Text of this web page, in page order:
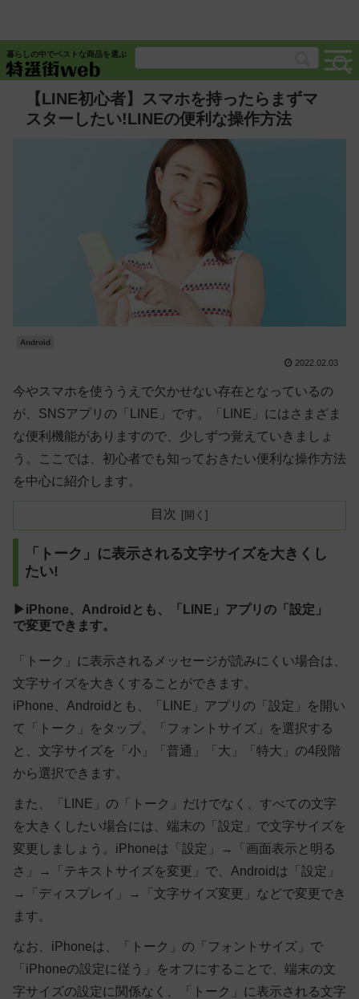
暮らしの中でベストな商品を選ぶ
【LINE初心者】スマホを持ったらまずマ
スターしたい!LINEの便利な操作方法
Android
2022.02.03
今やスマホを使ううえで欠かせない存在となっているの
が、SNSアプリの「LINE」です。「LINE」にはさまざま
な便利機能がありますので、少しずつ覚えていきましょ
う。ここでは、初心者でも知っておきたい便利な操作方法
を中心に紹介します。
目次
「トーク」に表示される文字サイズを大きくし
たい!
▶iPhone、Androidとも、「LINE」アプリの「設定」
で変更できます。
「トーク」に表示されるメッセージが読みにくい場合は、
文字サイズを大きくすることができます。
iPhone、Androidとも、「LINE」アプリの「設定」を開い
て「トーク」をタップ。「フォントサイズ」を選択する
と、文字サイズを「小」「普通」「大」「特大」の4段階
から選択できます。
また、「LINE」の「トーク」だけでなく、すべての文字
を大きくしたい場合には、端末の「設定」で文字サイズを
変更しましょう。iPhoneは「設定」→「画面表示と明る
さ」→「テキストサイズを変更」で、Androidは「設定」
→「ディスプレイ」→「文字サイズ変更」などで変更でき
ます。
なお、iPhoneは、「トーク」の「フォントサイズ」で
「iPhoneの設定に従う」をオフにすることで、端末の文
字サイズの設定に関係なく、「トーク」に表示される文字